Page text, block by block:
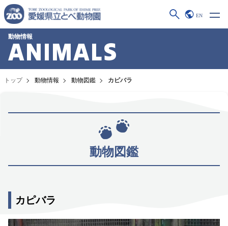
EN
動物情報
ANIMALS
トップ 動物情報 動物図鑑 カピバラ
動物図鑑
カピバラ